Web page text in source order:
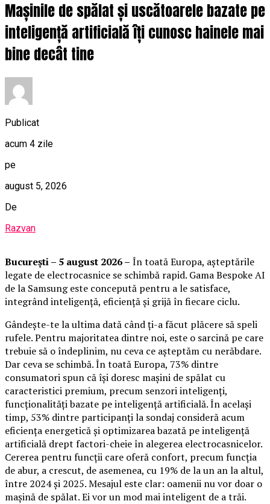
Mașinile de spălat și uscătoarele bazate pe
inteligență artificială îți cunosc hainele mai
bine decât tine
Publicat
acum 4 zile
pe
august 5, 2026
De
Razvan
București – 5 august 2026 – În toată Europa, așteptările
legate de electrocasnice se schimbă rapid. Gama Bespoke AI
de la Samsung este concepută pentru a le satisface,
integrând inteligență, eficiență și grijă în fiecare ciclu.
Gândește-te la ultima dată când ți-a făcut plăcere să speli
rufele. Pentru majoritatea dintre noi, este o sarcină pe care
trebuie să o îndeplinim, nu ceva ce așteptăm cu nerăbdare.
Dar ceva se schimbă. În toată Europa, 73% dintre
consumatori spun că își doresc mașini de spălat cu
caracteristici premium, precum senzori inteligenți,
funcționalități bazate pe inteligență artificială. În același
timp, 53% dintre participanți la sondaj consideră acum
eficiența energetică și optimizarea bazată pe inteligență
artificială drept factori-cheie în alegerea electrocasnicelor.
Cererea pentru funcții care oferă confort, precum funcția
de abur, a crescut, de asemenea, cu 19% de la un an la altul,
între 2024 și 2025. Mesajul este clar: oamenii nu vor doar o
mașină de spălat. Ei vor un mod mai inteligent de a trăi.